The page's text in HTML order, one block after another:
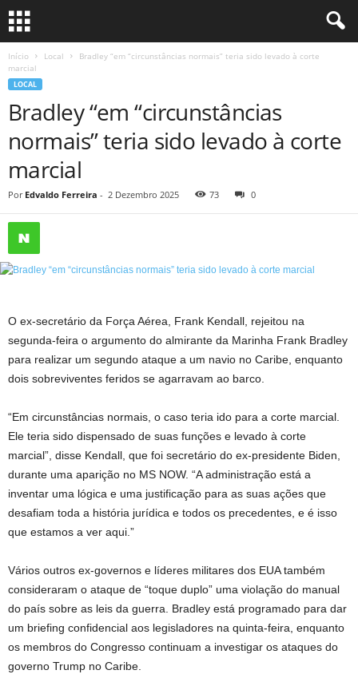
Início Local
Bradley “em “circunstâncias normais” teria sido levado à corte
marcial
LOCAL
Bradley “em “circunstâncias
normais” teria sido levado à corte
marcial
Por Edvaldo Ferreira - 2 Dezembro 2025 73 0
O ex-secretário da Força Aérea, Frank Kendall, rejeitou na
segunda-feira o argumento do almirante da Marinha Frank Bradley
para realizar um segundo ataque a um navio no Caribe, enquanto
dois sobreviventes feridos se agarravam ao barco.
“Em circunstâncias normais, o caso teria ido para a corte marcial.
Ele teria sido dispensado de suas funções e levado à corte
marcial”, disse Kendall, que foi secretário do ex-presidente Biden,
durante uma aparição no MS NOW. “A administração está a
inventar uma lógica e uma justificação para as suas ações que
desafiam toda a história jurídica e todos os precedentes, e é isso
que estamos a ver aqui.”
Vários outros ex-governos e líderes militares dos EUA também
consideraram o ataque de “toque duplo” uma violação do manual
do país sobre as leis da guerra. Bradley está programado para dar
um briefing confidencial aos legisladores na quinta-feira, enquanto
os membros do Congresso continuam a investigar os ataques do
governo Trump no Caribe.